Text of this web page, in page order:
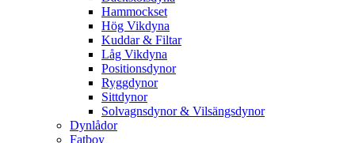
Hammockset
Hög Vikdyna
Kuddar & Filtar
Låg Vikdyna
Positionsdynor
Ryggdynor
Sittdynor
Solvagnsdynor & Vilsängsdynor
Dynlådor
Fatboy